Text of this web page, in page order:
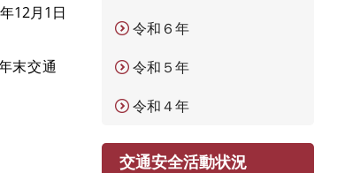
12月1日
末交通
令和６年
令和５年
令和４年
交通安全活動状況